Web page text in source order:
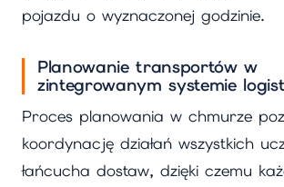
pojazdu o wyznaczonej godzinie.
Planowanie transportów w
zintegrowanym systemie
Proces planowania w chmurze
koordynację działań wszystkich
łańcucha dostaw, dzięki czemu